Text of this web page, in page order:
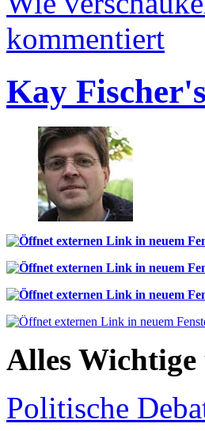
kommentiert
Kay
Alles
Politische